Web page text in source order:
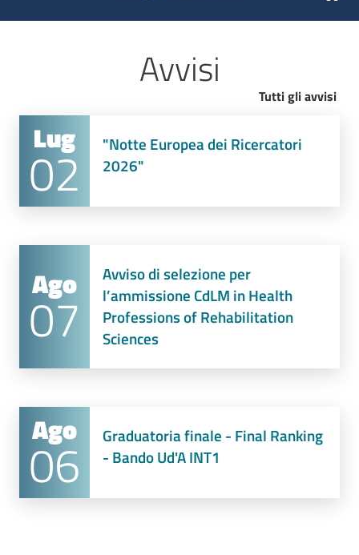
Avvisi
Lug
02
"Notte Europea dei Ricercatori
2026"
Ago
07
Avviso di selezione per
l’ammissione CdLM in Health
Professions of Rehabilitation
Sciences
Ago
06
Graduatoria finale - Final Ranking
- Bando Ud'A INT1
Tutti gli avvisi